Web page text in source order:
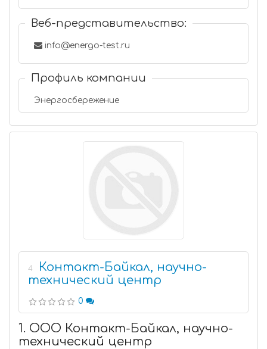
Веб-представительство:
info@energo-test.ru
Профиль компании
Энергосбережение
4
Контакт-Байкал, научно-
технический центр
0
1. ООО Контакт-Байкал, научно-
технический центр